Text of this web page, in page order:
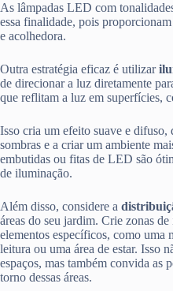
As lâmpadas LED com
essa finalidade, pois
e acolhedora.
Outra estratégia eficaz é utilizar
de direcionar a luz diretamente
que reflitam a luz em superfícies,
Isso cria um efeito suave e difuso,
sombras e a criar um ambiente
embutidas ou fitas de LED são
de iluminação.
Além disso, considere a
áreas do seu jardim. Crie zonas
elementos específicos, como uma
leitura ou uma área de estar. Isso
espaços, mas também convida as
torno dessas áreas.